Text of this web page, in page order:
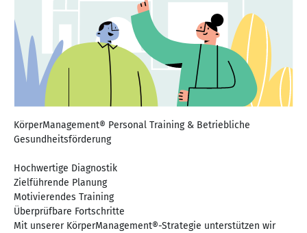
KörperManagement® Personal Training & Betriebliche
Gesundheitsförderung
Hochwertige Diagnostik
Zielführende Planung
Motivierendes Training
Überprüfbare Fortschritte
Mit unserer KörperManagement®-Strategie unterstützen wir